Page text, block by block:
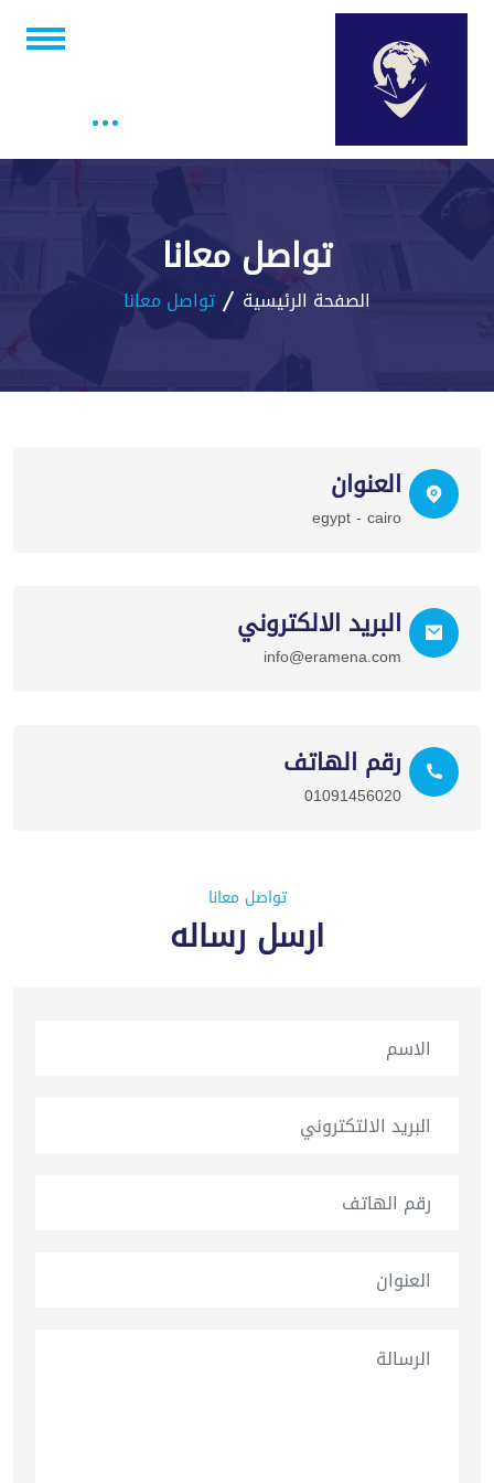
تواصل معانا
الصفحة الرئيسية تواصل معانا
العنوان
egypt - cairo
البريد الالكتروني
info@eramena.com
رقم الهاتف
01091456020
تواصل معانا
ارسل رساله